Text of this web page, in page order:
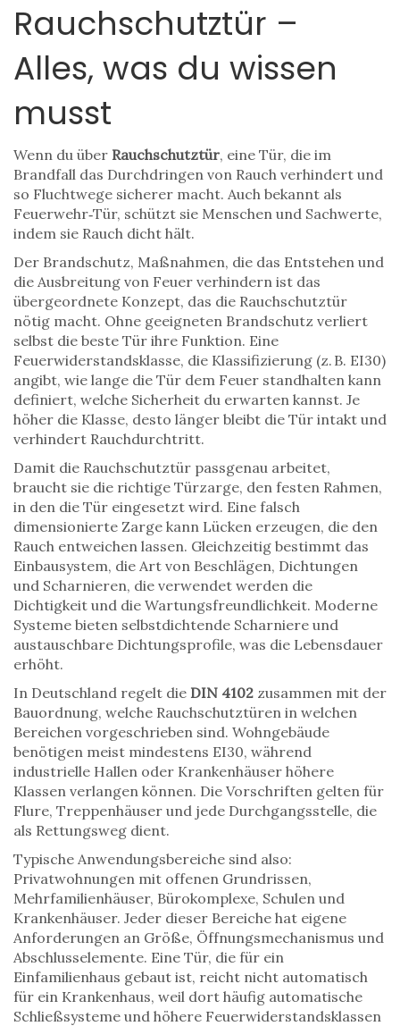
Rauchschutztür –
Alles, was du wissen
musst
Wenn du über Rauchschutztür, eine Tür, die im
Brandfall das Durchdringen von Rauch verhindert und
so Fluchtwege sicherer macht. Auch bekannt als
Feuerwehr‑Tür, schützt sie Menschen und Sachwerte,
indem sie Rauch dicht hält.
Der Brandschutz, Maßnahmen, die das Entstehen und
die Ausbreitung von Feuer verhindern ist das
übergeordnete Konzept, das die Rauchschutztür
nötig macht. Ohne geeigneten Brandschutz verliert
selbst die beste Tür ihre Funktion. Eine
Feuerwiderstandsklasse, die Klassifizierung (z. B. EI30)
angibt, wie lange die Tür dem Feuer standhalten kann
definiert, welche Sicherheit du erwarten kannst. Je
höher die Klasse, desto länger bleibt die Tür intakt und
verhindert Rauchdurchtritt.
Damit die Rauchschutztür passgenau arbeitet,
braucht sie die richtige Türzarge, den festen Rahmen,
in den die Tür eingesetzt wird. Eine falsch
dimensionierte Zarge kann Lücken erzeugen, die den
Rauch entweichen lassen. Gleichzeitig bestimmt das
Einbausystem, die Art von Beschlägen, Dichtungen
und Scharnieren, die verwendet werden die
Dichtigkeit und die Wartungsfreundlichkeit. Moderne
Systeme bieten selbstdichtende Scharniere und
austauschbare Dichtungsprofile, was die Lebensdauer
erhöht.
In Deutschland regelt die DIN 4102 zusammen mit der
Bauordnung, welche Rauchschutztüren in welchen
Bereichen vorgeschrieben sind. Wohngebäude
benötigen meist mindestens EI30, während
industrielle Hallen oder Krankenhäuser höhere
Klassen verlangen können. Die Vorschriften gelten für
Flure, Treppenhäuser und jede Durchgangsstelle, die
als Rettungsweg dient.
Typische Anwendungsbereiche sind also:
Privatwohnungen mit offenen Grundrissen,
Mehrfamilienhäuser, Bürokomplexe, Schulen und
Krankenhäuser. Jeder dieser Bereiche hat eigene
Anforderungen an Größe, Öffnungsmechanismus und
Abschlusselemente. Eine Tür, die für ein
Einfamilienhaus gebaut ist, reicht nicht automatisch
für ein Krankenhaus, weil dort häufig automatische
Schließsysteme und höhere Feuerwiderstandsklassen